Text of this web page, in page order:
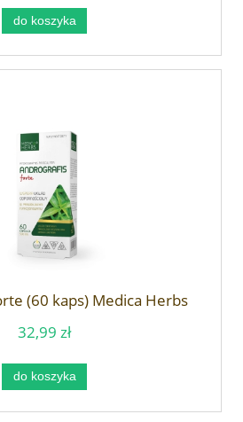
do koszyka
(60 kaps) Medica Herbs
32,99 zł
do koszyka